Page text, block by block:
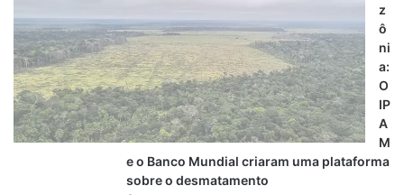
z
ô
ni
a:
O
IP
A
M
e o Banco Mundial criaram uma plataforma
sobre o desmatamento